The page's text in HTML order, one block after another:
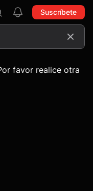
Suscríbete
favor realice otra